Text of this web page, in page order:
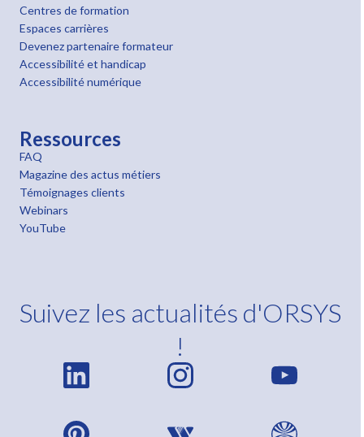
Centres de formation
Espaces carrières
Devenez partenaire formateur
Accessibilité et handicap
Accessibilité numérique
Ressources
FAQ
Magazine des actus métiers
Témoignages clients
Webinars
YouTube
Suivez les actualités d'ORSYS
!